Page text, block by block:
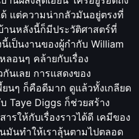
ด้ แต่ความน่ากลัวมันอยู่ตรงที่
านหลังนี้ก็มีประวัติศาสตร์ที่
เป็นงานของผู้กำกับ William
อนๆ คล้ายกับเรื่อง
นเลย การแสดงของ
ยนๆ ก็คือดีมาก ดูแล้วทั้งเกลียด
Taye Diggs ก็ช่วยสร้าง
รให้กับเรื่องราวได้ดี เคมีของ
มันทำให้เราลุ้นตามไปตลอด